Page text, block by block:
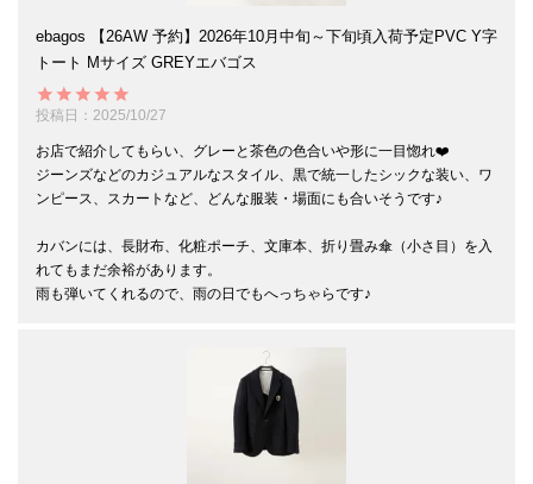
ebagos 【26AW 予約】2026年10月中旬～下旬頃入荷予定PVC Y字
トート Mサイズ GREYエバゴス
投稿日 2025/10/27
お店で紹介してもらい、グレーと茶色の色合いや形に一目惚れ❤️
ジーンズなどのカジュアルなスタイル、黒で統一したシックな装い、ワ
ンピース、スカートなど、どんな服装・場面にも合いそうです♪
カバンには、長財布、化粧ポーチ、文庫本、折り畳み傘（小さ目）を入
れてもまだ余裕があります。